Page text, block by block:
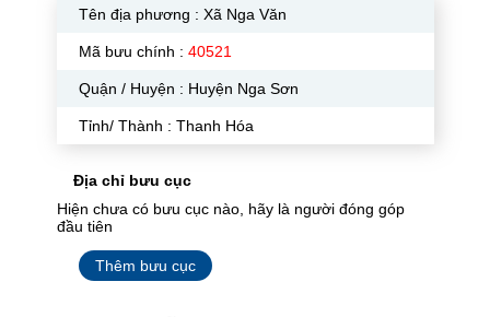
Tên địa phương : Xã Nga Văn
Mã bưu chính : 40521
Quận / Huyện : Huyện Nga Sơn
Tỉnh/ Thành : Thanh Hóa
Địa chỉ bưu cục
Hiện chưa có bưu cục nào, hãy là người đóng góp
đầu tiên
Thêm bưu cục